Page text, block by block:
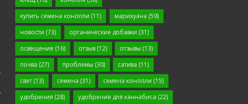
купить семена конопли (11) марихуана (59)
новости (73) органические добавки (31)
освещение (16) отзыв(12) отзывы (13)
почва (27) проблемы (30) сатива (11)
свет (13) семена (31) семена конопли (15)
удобрения (28) удобрения для каннабиса (22)